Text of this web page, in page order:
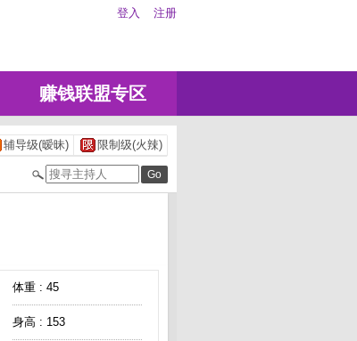
登入 注册
赚钱联盟专区
辅导级(暧昧) 限制级(火辣)
体重 : 45
身高 : 153